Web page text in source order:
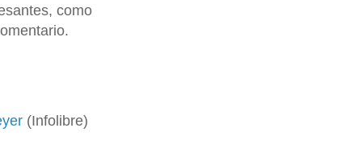
como
(Infolibre)